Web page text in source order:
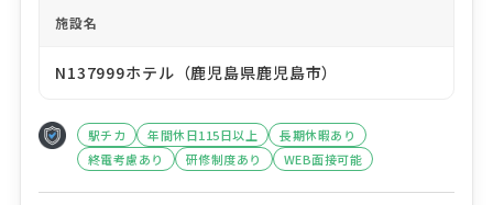
施設名
N137999ホテル（鹿児島県鹿児島市）
駅チカ 年間休日115日以上
長期休暇あり
終電考慮あり
研修制度あり WEB面接可能